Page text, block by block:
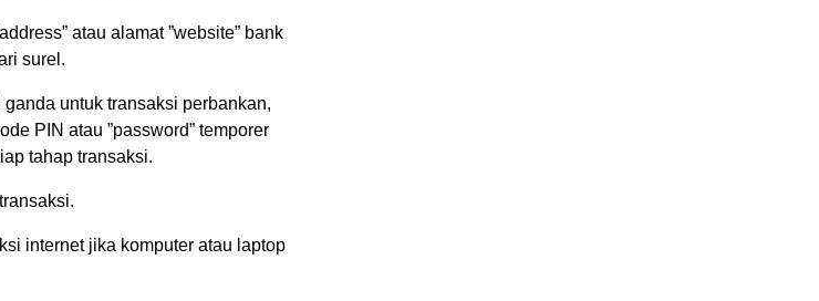
atau alamat ”website” bank
surel.
untuk transaksi perbankan,
PIN atau ”password” temporer
tahap transaksi.
internet jika komputer atau laptop